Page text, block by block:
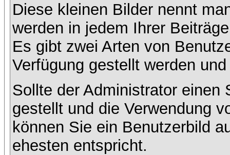
Diese kleinen Bilder nennt
werden in jedem Ihrer
Es gibt zwei Arten von
Verfügung gestellt werden
Sollte der Administrator einen
gestellt und die Verwendung
können Sie ein Benutzerbild
ehesten entspricht.